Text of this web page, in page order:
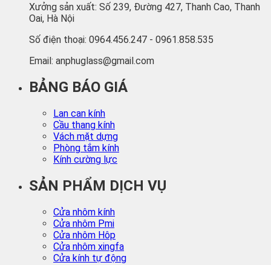
Xưởng sản xuất: Số 239, Đường 427, Thanh Cao, Thanh
Oai, Hà Nội
Số điện thoại: 0964.456.247 - 0961.858.535
Email: anphuglass@gmail.com
BẢNG BÁO GIÁ
Lan can kính
Cầu thang kính
Vách mặt dựng
Phòng tắm kính
Kính cường lực
SẢN PHẨM DỊCH VỤ
Cửa nhôm kính
Cửa nhôm Pmi
Cửa nhôm Hôp
Cửa nhôm xingfa
Cửa kính tự động